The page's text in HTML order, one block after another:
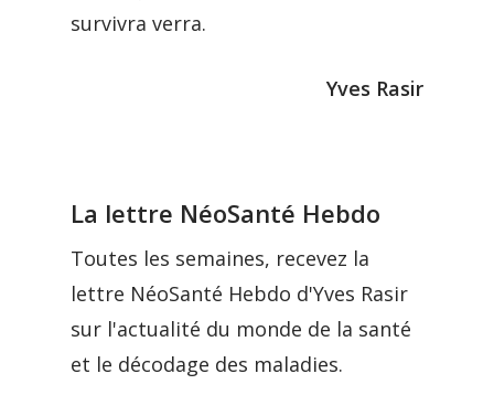
survivra verra.
Yves Rasir
La lettre NéoSanté Hebdo
Toutes les semaines, recevez la
lettre NéoSanté Hebdo d'Yves Rasir
sur l'actualité du monde de la santé
et le décodage des maladies.